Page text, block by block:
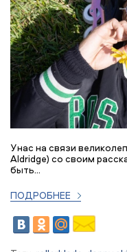
У нас на связи
Aldridge) со своим
быть...
ПОДРОБНЕЕ